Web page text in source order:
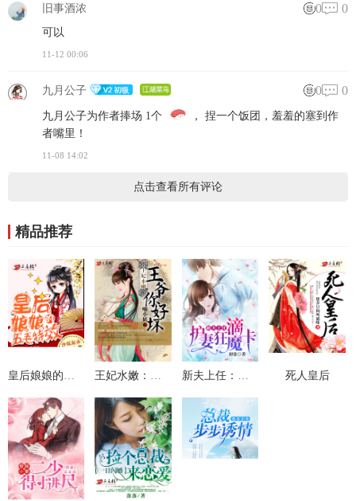
旧事酒浓 0 0
可以
11-12 00:06
九月公子 0 0
九月公子为作者捧场 1个
， 捏一个饭团，羞羞的塞到作
者嘴里！
11-08 14:02
点击查看所有评论
精品推荐
死人皇后